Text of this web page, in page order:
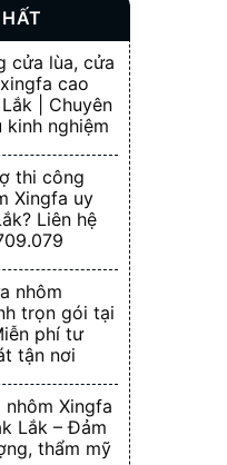
cửa lùa, cửa
cao
| Chuyên
kinh nghiệm
thi công
Xingfa uy
Liên hệ
nhôm
trọn gói tại
phí tư
tận nơi
Xingfa
Lắk – Đảm
thẩm mỹ